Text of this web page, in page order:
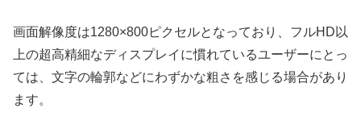
画面解像度は1280×800ピクセルとなっており、フルHD以
上の超高精細なディスプレイに慣れているユーザーにとっ
ては、文字の輪郭などにわずかな粗さを感じる場合があり
ます。